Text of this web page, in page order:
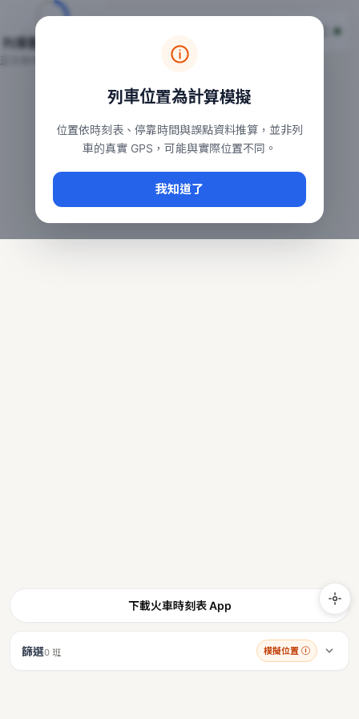
台鐵列車即時位置地圖
本頁顯示目前全台鐵運行中的列車位置，涵蓋自強、普悠瑪、
常用查詢：
、台中車站即時動態
台鐵即時動態
下載火車時刻表 App
篩選0 班 模擬位置 ⓘ
列車位置為計算模擬
位置依時刻表、停靠時間與誤點資料推算，並非列
車的真實 GPS，可能與實際位置不同。
我知道了
列車動態載入中…